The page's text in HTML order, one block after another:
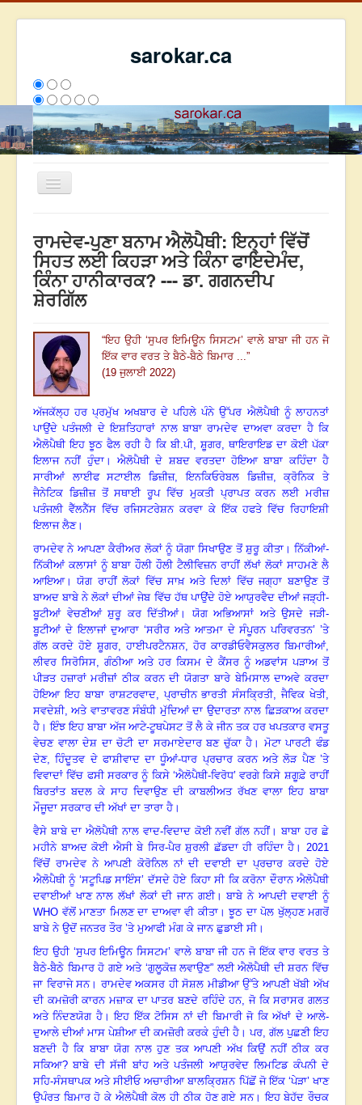
sarokar.ca
Toggle
ਰਚਨਾਵਾਂ
ਸਰੋਕਾਰ ਦੇ ਲੇਖਕ
ਸੰਪਰਕ
2795216
ਇਸ ਹਫਤੇ22650
ਰਾਮਦੇਵ-ਪੁਣਾ ਬਨਾਮ ਐਲੋਪੈਥੀ: ਇਨ੍ਹਾਂ ਵਿੱਚੋਂ
ਸਿਹਤ ਲਈ ਕਿਹੜਾ ਅਤੇ ਕਿੰਨਾ ਫਾਇਦੇਮੰਦ,
ਕਿੰਨਾ ਹਾਨੀਕਾਰਕ? --- ਡਾ. ਗਗਨਦੀਪ
ਸ਼ੇਰਗਿੱਲ
“ਇਹ ਉਹੀ ‘ਸੁਪਰ ਇਮਿਊਨ ਸਿਸਟਮ’ ਵਾਲੇ ਬਾਬਾ ਜੀ ਹਨ ਜੋ
ਇੱਕ ਵਾਰ ਵਰਤ ਤੇ ਬੈਠੇ-ਬੈਠੇ ਬਿਮਾਰ ...”
(19 ਜੁਲਾਈ 2022)
ਅੱਜਕੱਲ੍ਹ ਹਰ ਪ੍ਰਮੁੱਖ ਅਖਬਾਰ ਦੇ ਪਹਿਲੇ ਪੰਨੇ ਉੱਪਰ ਐਲੋਪੈਥੀ ਨੂੰ ਲਾਹਨਤਾਂ
ਪਾਉਂਦੇ ਪਤੰਜਲੀ ਦੇ ਇਸ਼ਤਿਹਾਰਾਂ ਨਾਲ ਬਾਬਾ ਰਾਮਦੇਵ ਦਾਅਵਾ ਕਰਦਾ ਹੈ ਕਿ
ਐਲੋਪੈਥੀ ਇਹ ਝੂਠ ਫੈਲ ਰਹੀ ਹੈ ਕਿ ਬੀ.ਪੀ, ਸ਼ੂਗਰ, ਥਾਇਰਾਇਡ ਦਾ ਕੋਈ ਪੱਕਾ
ਇਲਾਜ ਨਹੀਂ ਹੁੰਦਾ। ਐਲੋਪੈਥੀ ਦੇ ਸ਼ਬਦ ਵਰਤਦਾ ਹੋਇਆ ਬਾਬਾ ਕਹਿੰਦਾ ਹੈ
ਸਾਰੀਆਂ ਲਾਈਫ ਸਟਾਈਲ ਡਿਜ਼ੀਜ਼, ਇਨਕਿਓਰੇਬਲ ਡਿਜ਼ੀਜ਼, ਕ੍ਰੋਨਿਕ ਤੇ
ਜੈਨੇਟਿਕ ਡਿਜ਼ੀਜ਼ ਤੋਂ ਸਥਾਈ ਰੂਪ ਵਿੱਚ ਮੁਕਤੀ ਪ੍ਰਾਪਤ ਕਰਨ ਲਈ ਮਰੀਜ਼
ਪਤੰਜਲੀ ਵੈੱਲਨੈੱਸ ਵਿੱਚ ਰਜਿਸਟਰੇਸ਼ਨ ਕਰਵਾ ਕੇ ਇੱਕ ਹਫਤੇ ਵਿੱਚ ਰਿਹਾਇਸ਼ੀ
ਇਲਾਜ ਲੈਣ।
ਰਾਮਦੇਵ ਨੇ ਆਪਣਾ ਕੈਰੀਅਰ ਲੋਕਾਂ ਨੂੰ ਯੋਗਾ ਸਿਖਾਉਣ ਤੋਂ ਸ਼ੁਰੂ ਕੀਤਾ।ਨਿੱਕੀਆਂ-
ਨਿੱਕੀਆਂ ਕਲਾਸਾਂ ਨੂੰ ਬਾਬਾ ਹੌਲੀ ਹੌਲੀ ਟੈਲੀਵਿਜ਼ਨ ਰਾਹੀਂ ਲੱਖਾਂ ਲੋਕਾਂ ਸਾਹਮਣੇ ਲੈ
ਆਇਆ।ਯੋਗ ਰਾਹੀਂ ਲੋਕਾਂ ਵਿੱਚ ਸਾਖ਼ ਅਤੇ ਦਿਲਾਂ ਵਿੱਚ ਜਗ੍ਹਾ ਬਣਾਉਣ ਤੋਂ
ਬਾਅਦ ਬਾਬੇ ਨੇ ਲੋਕਾਂ ਦੀਆਂ ਜੇਬ ਵਿੱਚ ਹੱਥ ਪਾਉਂਦੇ ਹੋਏ ਆਯੁਰਵੈਦ ਦੀਆਂ ਜੜ੍ਹੀ-
ਬੂਟੀਆਂ ਵੇਚਣੀਆਂ ਸ਼ੁਰੂ ਕਰ ਦਿੱਤੀਆਂ। ਯੋਗ ਅਭਿਆਸਾਂ ਅਤੇ ਉਸਦੇ ਜੜੀ-
ਬੂਟੀਆਂ ਦੇ ਇਲਾਜਾਂ ਦੁਆਰਾ ‘ਸਰੀਰ ਅਤੇ ਆਤਮਾ ਦੇ ਸੰਪੂਰਨ ਪਰਿਵਰਤਨ’ ’ਤੇ
ਗੱਲ ਕਰਦੇ ਹੋਏ ਸ਼ੂਗਰ, ਹਾਈਪਰਟੈਨਸ਼ਨ, ਹੋਰ ਕਾਰਡੀਓਵੈਸਕੁਲਰ ਬਿਮਾਰੀਆਂ,
ਲੀਵਰ ਸਿਰੋਸਿਸ, ਗੰਠੀਆ ਅਤੇ ਹਰ ਕਿਸਮ ਦੇ ਕੈਂਸਰ ਨੂੰ ਅਡਵਾਂਸ ਪੜਾਅ ਤੋਂ
ਪੀੜਤ ਹਜ਼ਾਰਾਂ ਮਰੀਜ਼ਾਂ ਠੀਕ ਕਰਨ ਦੀ ਯੋਗਤਾ ਬਾਰੇ ਬੇਮਿਸਾਲ ਦਾਅਵੇ ਕਰਦਾ
ਹੋਇਆ ਇਹ ਬਾਬਾ ਰਾਸ਼ਟਰਵਾਦ, ਪ੍ਰਾਚੀਨ ਭਾਰਤੀ ਸੰਸਕ੍ਰਿਤੀ, ਜੈਵਿਕ ਖੇਤੀ,
ਸਵਦੇਸ਼ੀ, ਅਤੇ ਵਾਤਾਵਰਣ ਸੰਬੰਧੀ ਮੁੱਦਿਆਂ ਦਾ ਉਦਾਰਤਾ ਨਾਲ ਛਿੜਕਾਅ ਕਰਦਾ
ਹੈ ।ਇੰਝ ਇਹ ਬਾਬਾ ਅੱਜ ਆਟੇ-ਟੂਥਪੇਸਟ ਤੋਂ ਲੈ ਕੇ ਜੀਨ ਤਕ ਹਰ ਖਪਤਕਾਰ ਵਸਤੂ
ਵੇਚਣ ਵਾਲਾ ਦੇਸ਼ ਦਾ ਚੋਟੀ ਦਾ ਸਰਮਾਏਦਾਰ ਬਣ ਚੁੱਕਾ ਹੈ । ਮੋਟਾ ਪਾਰਟੀ ਫੰਡ
ਦੇਣ, ਹਿੰਦੂਤਵ ਦੇ ਫਾਸ਼ੀਵਾਦ ਦਾ ਧੂੰਆਂ-ਧਾਰ ਪ੍ਰਚਾਰ ਕਰਨ ਅਤੇ ਲੋੜ ਪੈਣ ’ਤੇ
ਵਿਵਾਦਾਂ ਵਿੱਚ ਫਸੀ ਸਰਕਾਰ ਨੂੰ ਕਿਸੇ ‘ਐਲੋਪੈਥੀ-ਵਿਰੋਧ’ ਵਰਗੇ ਕਿਸੇ ਸ਼ਗੂਫ਼ੇ ਰਾਹੀਂ
ਬਿਰਤਾਂਤ ਬਦਲ ਕੇ ਸਾਹ ਦਿਵਾਉਣ ਦੀ ਕਾਬਲੀਅਤ ਰੱਖਣ ਵਾਲਾ ਇਹ ਬਾਬਾ
ਮੌਜੂਦਾ ਸਰਕਾਰ ਦੀ ਅੱਖਾਂ ਦਾ ਤਾਰਾ ਹੈ ।
ਵੈਸੇ ਬਾਬੇ ਦਾ ਐਲੋਪੈਥੀ ਨਾਲ ਵਾਦ-ਵਿਦਾਦ ਕੋਈ ਨਵੀਂ ਗੱਲ ਨਹੀਂ।ਬਾਬਾ ਹਰ ਛੇ
ਮਹੀਨੇ ਬਾਅਦ ਕੋਈ ਐਸੀ ਬੇ ਸਿਰ-ਪੈਰ ਸ਼ੁਰਲੀ ਛੱਡਦਾ ਹੀ ਰਹਿੰਦਾ ਹੈ ।2021
ਵਿੱਚੋਂ ਰਾਮਦੇਵ ਨੇ ਆਪਣੀ ਕੋਰੋਨਿਲ ਨਾਂ ਦੀ ਦਵਾਈ ਦਾ ਪ੍ਰਚਾਰ ਕਰਦੇ ਹੋਏ
ਐਲੋਪੈਥੀ ਨੂੰ ‘ਸਟੂਪਿਡ ਸਾਇੰਸ’ ਦੱਸਦੇ ਹੋਏ ਕਿਹਾ ਸੀ ਕਿ ਕਰੋਨਾ ਦੌਰਾਨ ਐਲੋਪੈਥੀ
ਦਵਾਈਆਂ ਖਾਣ ਨਾਲ ਲੱਖਾਂ ਲੋਕਾਂ ਦੀ ਜਾਨ ਗਈ।ਬਾਬੇ ਨੇ ਆਪਦੀ ਦਵਾਈ ਨੂੰ
WHO ਵੱਲੋਂ ਮਾਣਤਾ ਮਿਲਣ ਦਾ ਦਾਅਵਾ ਵੀ ਕੀਤਾ। ਝੂਠ ਦਾ ਪੋਲ ਖੁੱਲ੍ਹਣ ਮਗਰੋਂ
ਬਾਬੇ ਨੇ ਉਦੋਂ ਜਨਤਰ ਤੌਰ ’ਤੇ ਮੁਆਫੀ ਮੰਗ ਕੇ ਜਾਨ ਛੁਡਾਈ ਸੀ।
ਇਹ ਉਹੀ ‘ਸੁਪਰ ਇਮਿਊਨ ਸਿਸਟਮ’ ਵਾਲੇ ਬਾਬਾ ਜੀ ਹਨ ਜੋ ਇੱਕ ਵਾਰ ਵਰਤ ਤੇ
ਬੈਠੇ-ਬੈਠੇ ਬਿਮਾਰ ਹੋ ਗਏ ਅਤੇ ‘ਗੁਲੂਕੋਜ਼ ਲਵਾਉਣ” ਲਈ ਐਲੋਪੈਥੀ ਦੀ ਸ਼ਰਨ ਵਿੱਚ
ਜਾ ਵਿਰਾਜੇ ਸਨ। ਰਾਮਦੇਵ ਅਕਸਰ ਹੀ ਸੋਸ਼ਲ ਮੀਡੀਆ ਉੱਤੇ ਆਪਣੀ ਖੱਬੀ ਅੱਖ
ਦੀ ਕਮਜ਼ੋਰੀ ਕਾਰਨ ਮਜ਼ਾਕ ਦਾ ਪਾਤਰ ਬਣਦੇ ਰਹਿੰਦੇ ਹਨ, ਜੋ ਕਿ ਸਰਾਸਰ ਗਲਤ
ਅਤੇ ਨਿੰਦਣਯੋਗ ਹੈ।ਇਹ ਇੱਕ ਟੋਸਿਸ ਨਾਂ ਦੀ ਬਿਮਾਰੀ ਜੋ ਕਿ ਅੱਖਾਂ ਦੇ ਆਲੇ-
ਦੁਆਲੇ ਦੀਆਂ ਮਾਸ ਪੇਸ਼ੀਆ ਦੀ ਕਮਜ਼ੋਰੀ ਕਰਕੇ ਹੁੰਦੀ ਹੈ। ਪਰ, ਗੱਲ ਪੁਛਣੀ ਇਹ
ਬਣਦੀ ਹੈ ਕਿ ਬਾਬਾ ਯੋਗ ਨਾਲ ਹੁਣ ਤਕ ਆਪਣੀ ਅੱਖ ਕਿਉਂ ਨਹੀਂ ਠੀਕ ਕਰ
ਸਕਿਆ? ਬਾਬੇ ਦੀ ਸੱਜੀ ਬਾਂਹ ਅਤੇ ਪਤੰਜਲੀ ਆਯੁਰਵੇਦ ਲਿਮਟਿਡ ਕੰਪਨੀ ਦੇ
ਸਹਿ-ਸੰਸਥਾਪਕ ਅਤੇ ਸੀਈਓ ਅਚਾਰੀਆ ਬਾਲਕ੍ਰਿਸ਼ਨ ਪਿੱਛੋਂ ਜੋ ਇੱਕ ‘ਪੇੜਾ’ ਖਾਣ
ਉਪੰਰਤ ਬਿਮਾਰ ਹੋ ਕੇ ਐਲੋਪੈਥੀ ਕੋਲ ਹੀ ਠੀਕ ਹੋਣ ਗਏ ਸਨ।ਇਹ ਬੇਹੱਦ ਰੌਚਕ